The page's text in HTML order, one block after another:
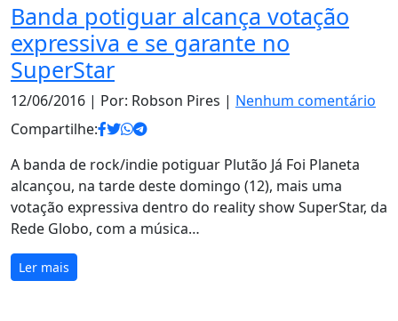
Banda potiguar alcança votação
expressiva e se garante no
SuperStar
12/06/2016 | Por: Robson Pires | Nenhum comentário
Compartilhe:
A banda de rock/indie potiguar Plutão Já Foi Planeta
alcançou, na tarde deste domingo (12), mais uma
votação expressiva dentro do reality show SuperStar, da
Rede Globo, com a música…
Ler mais